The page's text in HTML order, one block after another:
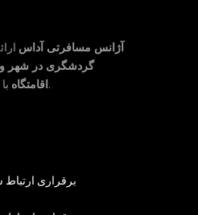
آژانس مسافرتی آداس
گردشگری در شهر
اقامتگاهبا قیمت مناسب می‌باشد.
برقراری ارتباط